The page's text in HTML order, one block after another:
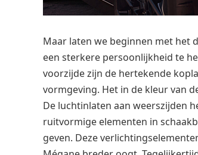
Maar laten we beginnen met het
een sterkere persoonlijkheid te
voorzijde zijn de hertekende
vormgeving. Het in de kleur van
De luchtinlaten aan weerszijden
ruitvormige elementen in
geven. Deze